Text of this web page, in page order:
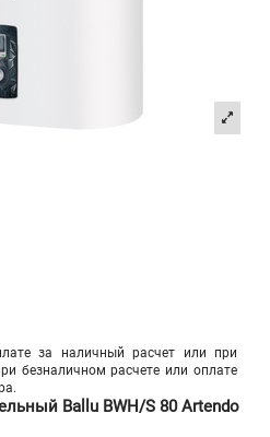
за наличный расчет или при
безналичном расчете или оплате
Ballu BWH/S 80 Artendo